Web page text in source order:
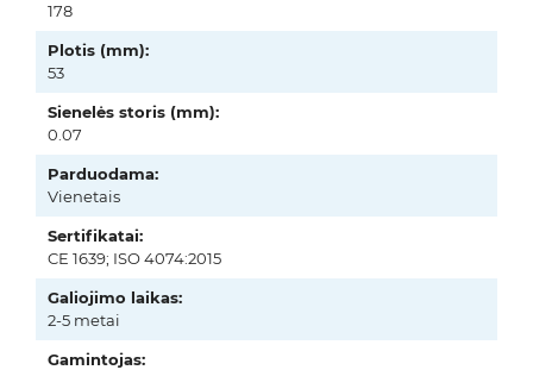
178
Plotis (mm):
53
Sienelės storis (mm):
0.07
Parduodama:
Vienetais
Sertifikatai:
CE 1639; ISO 4074:2015
Galiojimo laikas:
2-5 metai
Gamintojas: